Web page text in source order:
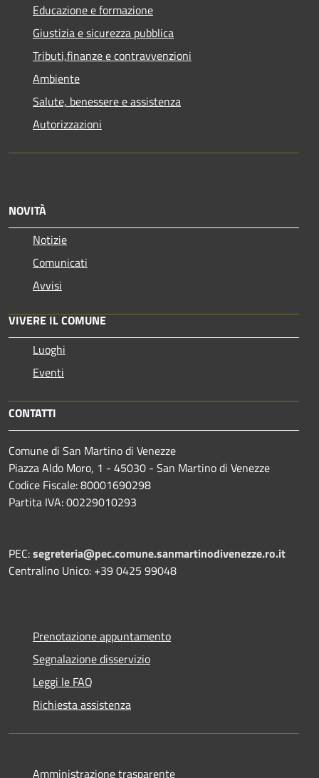
Educazione e formazione
Giustizia e sicurezza pubblica
Tributi,finanze e contravvenzioni
Ambiente
Salute, benessere e assistenza
Autorizzazioni
NOVITÀ
Notizie
Comunicati
Avvisi
VIVERE IL COMUNE
Luoghi
Eventi
CONTATTI
Comune di San Martino di Venezze
Piazza Aldo Moro, 1 - 45030 - San Martino di Venezze
Codice Fiscale: 80001690298
Partita IVA: 00229010293
PEC:segreteria@pec.comune.sanmartinodivenezze.ro.it
Centralino Unico: +39 0425 99048
Prenotazione appuntamento
Segnalazione disservizio
Leggi le FAQ
Richiesta assistenza
Amministrazione trasparente